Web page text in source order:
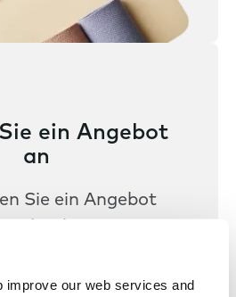
improve our web services and
ein Angebot
an
Sie ein Angebot